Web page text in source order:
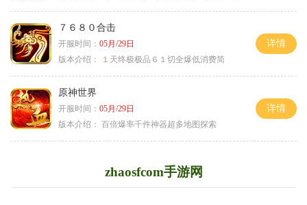
７６８０合击
开服时间： 05月/29日
版本介绍：
１天终极极品６１切全爆低消费简
详情
原神世界
开服时间： 05月/29日
版本介绍： 百倍爆率千件神器超多地图探索
详情
zhaosfcom手游网